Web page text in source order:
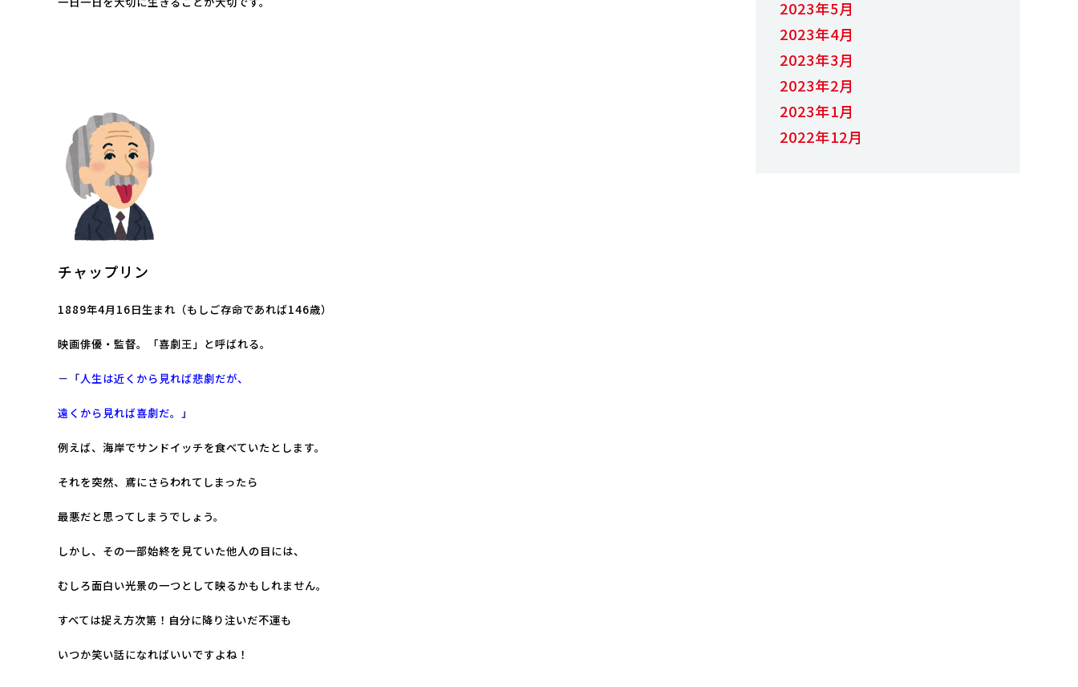
チャップリン
1889年4月16日生まれ（もしご存命であれば146歳）
映画俳優・監督。「喜劇王」と呼ばれる。
－「人生は近くから見れば悲劇だが、
遠くから見れば喜劇だ。 」
例えば、海岸でサンドイッチを食べていたとします。
それを突然、鳶にさらわれてしまったら
最悪だと思ってしまうでしょう。
しかし、その一部始終を見ていた他人の目には、
むしろ面白い光景の一つとして映るかもしれません。
すべては捉え方次第！自分に降り注いだ不運も
いつか笑い話になればいいですよね！
2023年5月
2023年4月
2023年3月
2023年2月
2023年1月
2022年12月